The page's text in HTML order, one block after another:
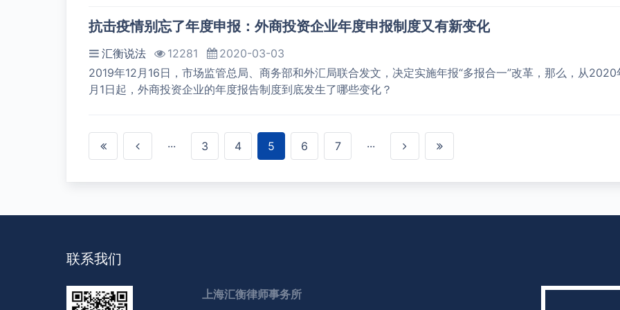
抗击疫情别忘了年度申报：外商投资企业年度申报制度又有新变化
汇衡说法 12281
2020-03-03
2019年12月16日，市场监管总局、商务部和外汇局联合发文，决定实施年报“多报合一”改革，那么，从2020
月1日起，外商投资企业的年度报告制度到底发生了哪些变化？
··· 3 4 5 6 7 ···
联系我们
上海汇衡律师事务所